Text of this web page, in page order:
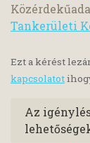
Tankerületi
Ezt a kérést
kapcsolatot
Az